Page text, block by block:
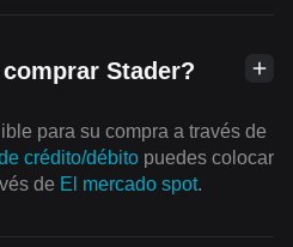
Stader?
para su compra a través de
crédito/débito puedes colocar
de El mercado spot.